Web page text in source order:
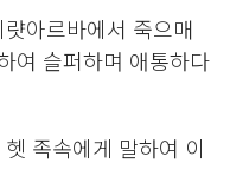
아르바에서 죽으매
여 슬퍼하며 애통하다
족속에게 말하여 이